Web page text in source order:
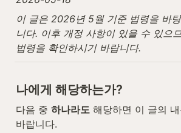
이 글은 2026년 5월 기준 법령을 바
니다. 이후 개정 사항이 있을 수 있으
법령을 확인하시기 바랍니다.
나에게 해당하는가?
다음 중 하나라도 해당하면 이 글의
바랍니다.